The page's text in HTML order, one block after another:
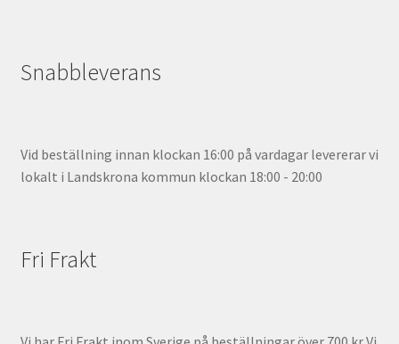
Snabbleverans
Vid beställning innan klockan 16:00 på vardagar levererar vi
lokalt i Landskrona kommun klockan 18:00 - 20:00
Fri Frakt